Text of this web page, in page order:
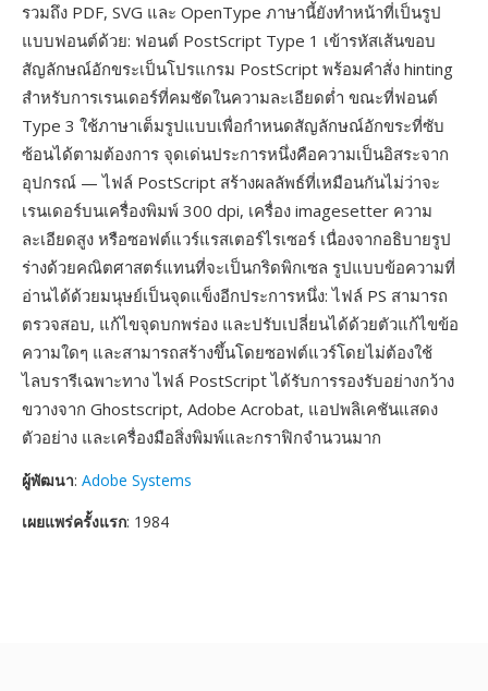
รวมถึง PDF, SVG และ OpenType ภาษานี้ยังทำหน้าที่เป็นรูป
แบบฟอนต์ด้วย: ฟอนต์ PostScript Type 1 เข้ารหัสเส้นขอบ
สัญลักษณ์อักขระเป็นโปรแกรม PostScript พร้อมคำสั่ง hinting
สำหรับการเรนเดอร์ที่คมชัดในความละเอียดต่ำ ขณะที่ฟอนต์
Type 3 ใช้ภาษาเต็มรูปแบบเพื่อกำหนดสัญลักษณ์อักขระที่ซับ
ซ้อนได้ตามต้องการ จุดเด่นประการหนึ่งคือความเป็นอิสระจาก
อุปกรณ์ — ไฟล์ PostScript สร้างผลลัพธ์ที่เหมือนกันไม่ว่าจะ
เรนเดอร์บนเครื่องพิมพ์ 300 dpi, เครื่อง imagesetter ความ
ละเอียดสูง หรือซอฟต์แวร์แรสเตอร์ไรเซอร์ เนื่องจากอธิบายรูป
ร่างด้วยคณิตศาสตร์แทนที่จะเป็นกริดพิกเซล รูปแบบข้อความที่
อ่านได้ด้วยมนุษย์เป็นจุดแข็งอีกประการหนึ่ง: ไฟล์ PS สามารถ
ตรวจสอบ, แก้ไขจุดบกพร่อง และปรับเปลี่ยนได้ด้วยตัวแก้ไขข้อ
ความใดๆ และสามารถสร้างขึ้นโดยซอฟต์แวร์โดยไม่ต้องใช้
ไลบรารีเฉพาะทาง ไฟล์ PostScript ได้รับการรองรับอย่างกว้าง
ขวางจาก Ghostscript, Adobe Acrobat, แอปพลิเคชันแสดง
ตัวอย่าง และเครื่องมือสิ่งพิมพ์และกราฟิกจำนวนมาก
ผู้พัฒนา: Adobe Systems
เผยแพร่ครั้งแรก: 1984